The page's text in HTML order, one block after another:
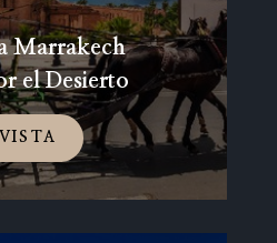
Marrakech
el Desierto
VISTA